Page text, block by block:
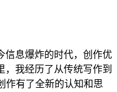
信息爆炸的时代，创作优
，我经历了从传统写作到
作有了全新的认知和思